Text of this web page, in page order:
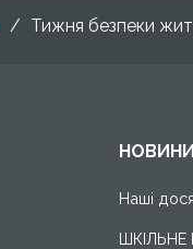
/ Тижня безпеки
НОВИНИ
Наші